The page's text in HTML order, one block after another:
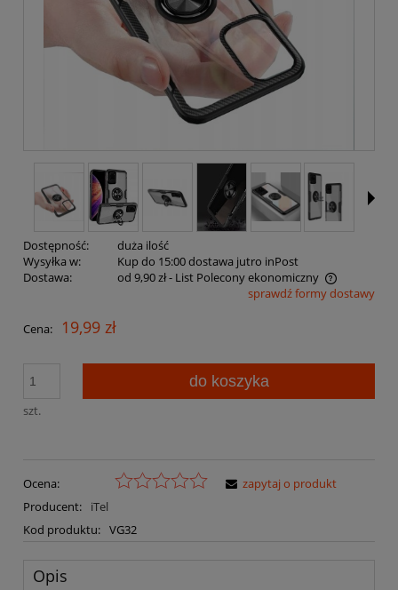
Dostępność:
duża ilość
Wysyłka w:
Kup do 15:00 dostawa jutro inPost
Dostawa:
od 9,90 zł- List Polecony ekonomiczny
Cena nie zawiera ewentualnych kosztów płatnościsprawdź formy dostawy
Cena: 19,99 zł
szt.
do koszyka
Ocena:
Producent:
iTel
Kod produktu: VG32
zapytaj o produkt
Opis